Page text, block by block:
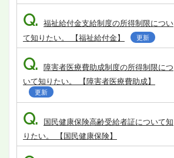
Q. 福祉給付金支給制度の所得制限につい
て知りたい。 【福祉給付金】
更新
Q. 障害者医療費助成制度の所得制限につ
いて知りたい。 【障害者医療費助成】
更新
Q. 国民健康保険高齢受給者証について知
りたい。 【国民健康保険】